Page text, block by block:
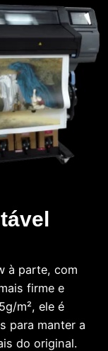
à parte, com
firme e
m², ele é
para manter a
do original.